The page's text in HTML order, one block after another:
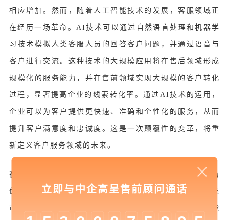
相应增加。然而，随着人工智能技术的发展，客服领域正
在经历一场革命。AI技术可以通过自然语言处理和机器学
习技术模拟人类客服人员的回答客户问题，并通过语音与
客户进行交流。这种技术的大规模应用将在售后领域形成
规模化的服务能力，并在售前领域实现大规模的客户转化
过程，显著提高企业的线索转化率。通过AI技术的运用，
企业可以为客户提供更快速、准确和个性化的服务，从而
提升客户满意度和忠诚度。这是一次颠覆性的变革，将重
新定义客户服务领域的未来。
在留存阶段， AIGC在内容创作和个性化推荐方面有着更为
优异的表现。AI技术不仅可以自动生成高质量的内容，还
可以根据用户的兴趣和行为进行个性化推荐。例如，智能
立即与中企高呈售前顾问通话